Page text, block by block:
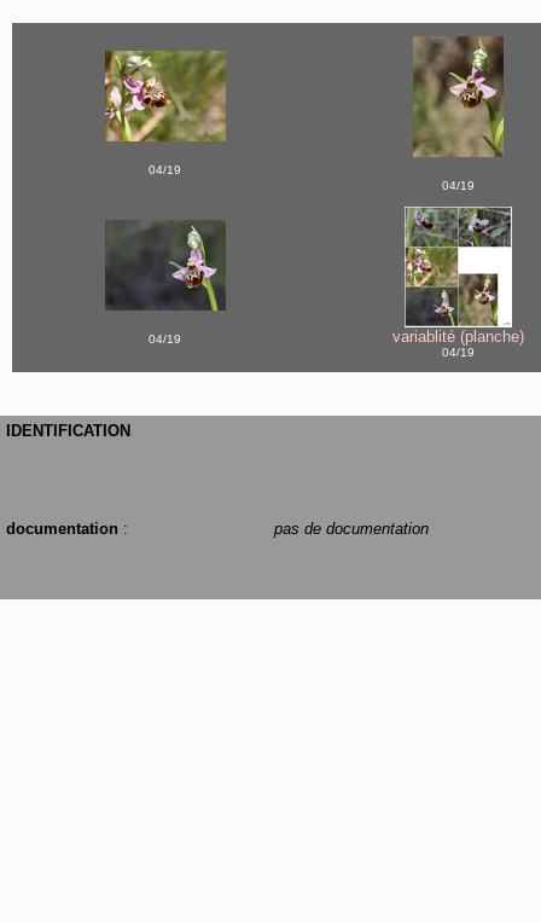
04/19
04/19
04/19 variablité (planche)
04/19
IDENTIFICATION
documentation : pas de documentation